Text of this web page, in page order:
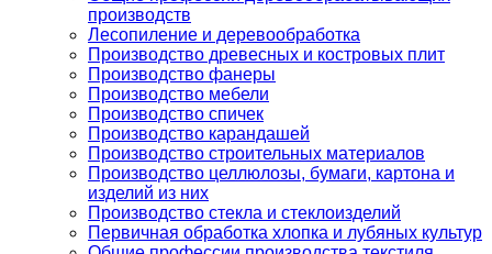
производств
Лесопиление и деревообработка
Производство древесных и костровых плит
Производство фанеры
Производство мебели
Производство спичек
Производство карандашей
Производство строительных материалов
Производство целлюлозы, бумаги, картона и
изделий из них
Производство стекла и стеклоизделий
Первичная обработка хлопка и лубяных культур